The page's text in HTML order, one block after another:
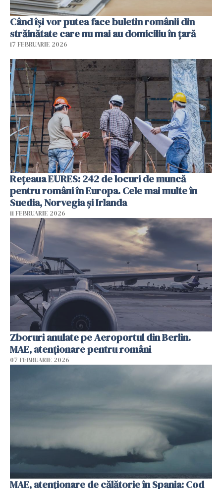
Când își vor putea face buletin românii din
străinătate care nu mai au domiciliu în țară
17 FEBRUARIE 2026
Rețeaua EURES: 242 de locuri de muncă
pentru români în Europa. Cele mai multe în
Suedia, Norvegia și Irlanda
11 FEBRUARIE 2026
Zboruri anulate pe Aeroportul din Berlin.
MAE, atenționare pentru români
07 FEBRUARIE 2026
MAE, atenţionare de călătorie în Spania: Cod